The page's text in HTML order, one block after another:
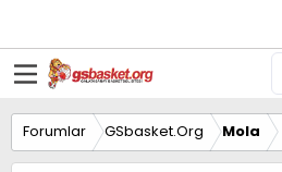
Forumlar GSbasket.Org Mola